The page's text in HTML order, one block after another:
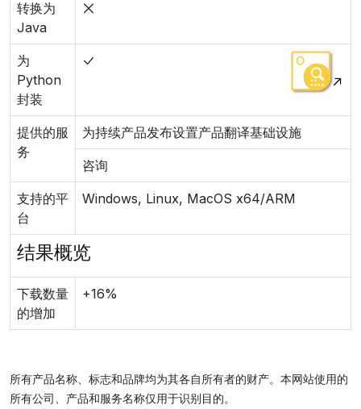
转换为
Java
为
Python
封装
提供的服
务
为持续产品发布设置产品翻译基础设施
咨询
支持的平
台
Windows, Linux, MacOS x64/ARM
结果概览
下载数量
的增加
+16%
所有产品名称、标志和品牌均为其各自所有者的财产。本网站使用的
所有公司、产品和服务名称仅用于识别目的。